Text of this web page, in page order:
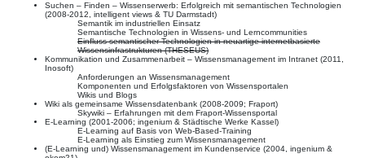
Suchen – Finden – Wissenserwerb: Erfolgreich mit semantischen Technologien
(2008-2012, intelligent views & TU Darmstadt)
Semantik im industriellen Einsatz
Semantische Technologien in Wissens- und Lerncommunities
Einfluss semantischer Technologien in neuartige internetbasierte
Wissensinfrastrukturen (THESEUS)
Kommunikation und Zusammenarbeit – Wissensmanagement im Intranet (2011,
Inosoft)
Anforderungen an Wissensmanagement
Komponenten und Erfolgsfaktoren von Wissensportalen
Wikis und Blogs
Wiki als gemeinsame Wissensdatenbank (2008-2009; Fraport)
Skywiki – Erfahrungen mit dem Fraport-Wissensportal
E-Learning (2001-2006; ingenium & Städtische Werke Kassel)
E-Learning auf Basis von Web-Based-Training
E-Learning als Einstieg zum Wissensmanagement
(E-Learning und) Wissensmanagement im Kundenservice (2004, ingenium &